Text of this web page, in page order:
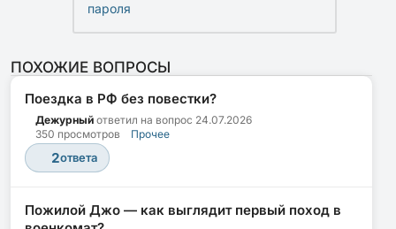
пароля
ПОХОЖИЕ ВОПРОСЫ
Поездка в РФ без повестки?
Дежурный ответил на вопрос 24.07.2026
350 просмотров
Прочее
2ответа
Пожилой Джо — как выглядит первый поход в